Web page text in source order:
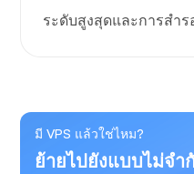
ระดับสูงสุดและการสำร
มี VPS แล้วใช่ไหม?
ย้ายไปยังแบบไม่จำ